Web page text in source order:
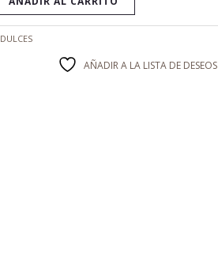
DULCES
AÑADIR A LA LISTA DE DESEOS